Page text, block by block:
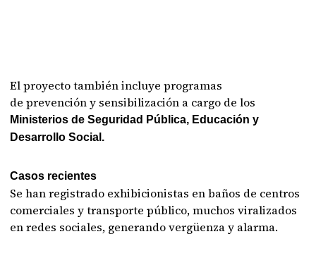
El proyecto también incluye programas
de prevención y sensibilización a cargo de los
Ministerios de Seguridad Pública, Educación y
Desarrollo Social.
Casos recientes
Se han registrado exhibicionistas en baños de centros
comerciales y transporte público, muchos viralizados
en redes sociales, generando vergüenza y alarma.